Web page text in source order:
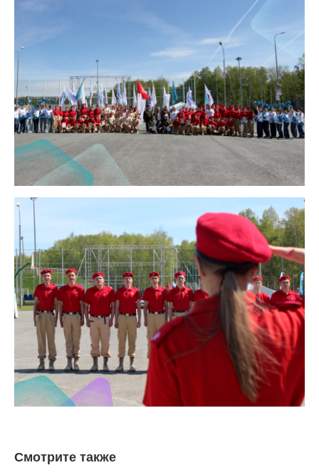
Смотрите также